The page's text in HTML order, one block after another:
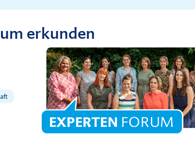
erkunden